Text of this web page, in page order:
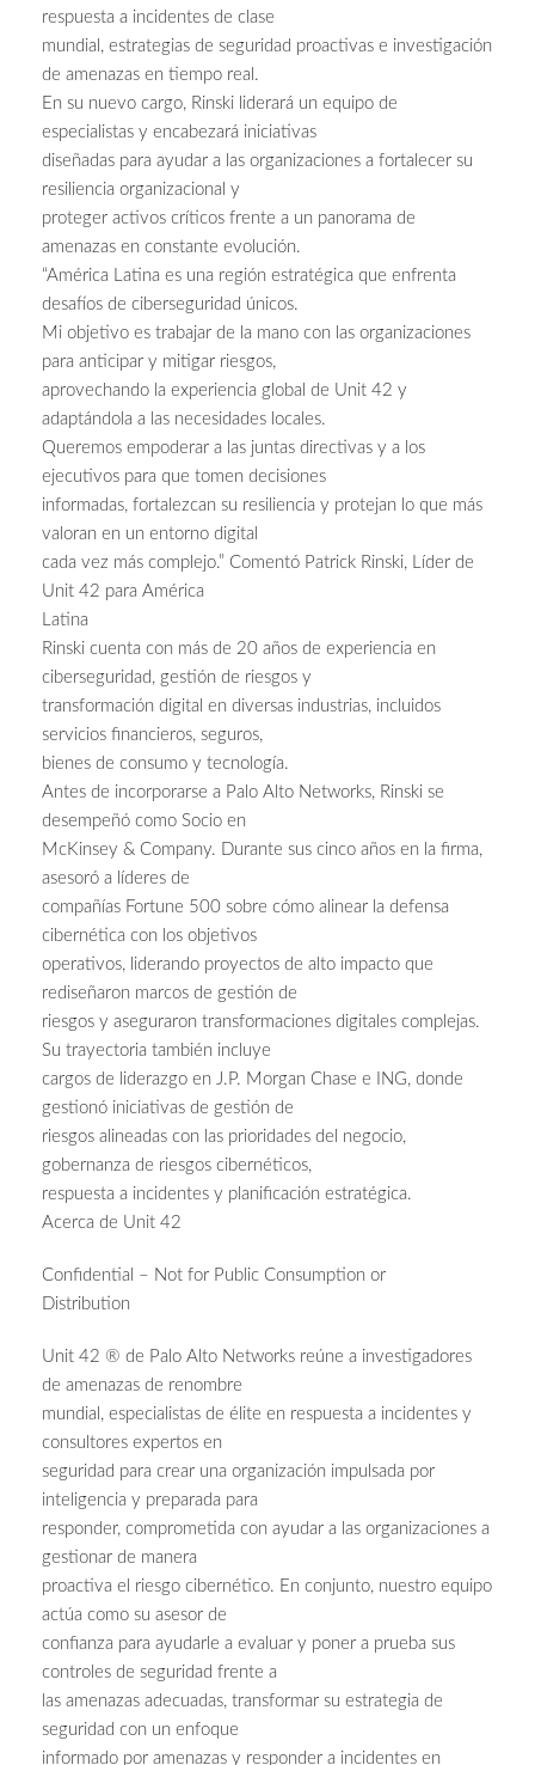
respuesta a incidentes de clase
mundial, estrategias de seguridad proactivas e investigación
de amenazas en tiempo real.
En su nuevo cargo, Rinski liderará un equipo de
especialistas y encabezará iniciativas
diseñadas para ayudar a las organizaciones a fortalecer su
resiliencia organizacional y
proteger activos críticos frente a un panorama de
amenazas en constante evolución.
“América Latina es una región estratégica que enfrenta
desafíos de ciberseguridad únicos.
Mi objetivo es trabajar de la mano con las organizaciones
para anticipar y mitigar riesgos,
aprovechando la experiencia global de Unit 42 y
adaptándola a las necesidades locales.
Queremos empoderar a las juntas directivas y a los
ejecutivos para que tomen decisiones
informadas, fortalezcan su resiliencia y protejan lo que más
valoran en un entorno digital
cada vez más complejo.” Comentó Patrick Rinski, Líder de
Unit 42 para América
Latina
Rinski cuenta con más de 20 años de experiencia en
ciberseguridad, gestión de riesgos y
transformación digital en diversas industrias, incluidos
servicios financieros, seguros,
bienes de consumo y tecnología.
Antes de incorporarse a Palo Alto Networks, Rinski se
desempeñó como Socio en
McKinsey & Company. Durante sus cinco años en la firma,
asesoró a líderes de
compañías Fortune 500 sobre cómo alinear la defensa
cibernética con los objetivos
operativos, liderando proyectos de alto impacto que
rediseñaron marcos de gestión de
riesgos y aseguraron transformaciones digitales complejas.
Su trayectoria también incluye
cargos de liderazgo en J.P. Morgan Chase e ING, donde
gestionó iniciativas de gestión de
riesgos alineadas con las prioridades del negocio,
gobernanza de riesgos cibernéticos,
respuesta a incidentes y planificación estratégica.
Acerca de Unit 42
Confidential – Not for Public Consumption or
Distribution
Unit 42 ® de Palo Alto Networks reúne a investigadores
de amenazas de renombre
mundial, especialistas de élite en respuesta a incidentes y
consultores expertos en
seguridad para crear una organización impulsada por
inteligencia y preparada para
responder, comprometida con ayudar a las organizaciones a
gestionar de manera
proactiva el riesgo cibernético. En conjunto, nuestro equipo
actúa como su asesor de
confianza para ayudarle a evaluar y poner a prueba sus
controles de seguridad frente a
las amenazas adecuadas, transformar su estrategia de
seguridad con un enfoque
informado por amenazas y responder a incidentes en